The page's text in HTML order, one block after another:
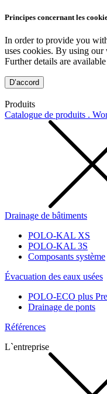
Principes concernant les
In order to provide you
uses cookies. By using our
Further details are
D’accord
Produits
Catalogue de produits .
Drainage de bâtiments
POLO-KAL XS
POLO-KAL 3S
Composants système
Évacuation des eaux usées
POLO-ECO plus
Drainage de ponts
Références
L`entreprise